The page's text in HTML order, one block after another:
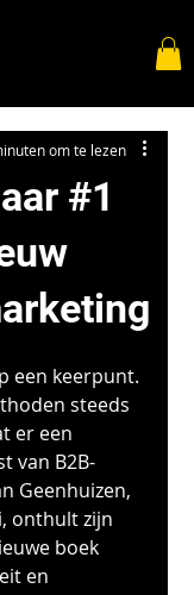
#1
om te lezen
een keerpunt.
steeds
er een
van B2B-
Geenhuizen,
onthult zijn
boek
en